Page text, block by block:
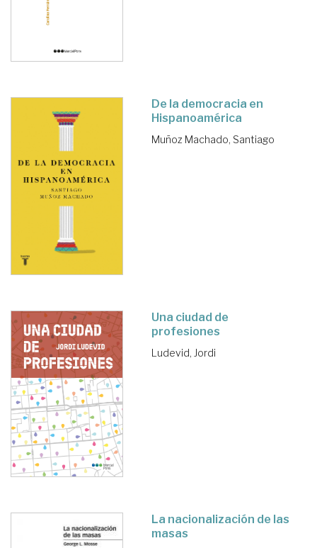
De la democracia en
Hispanoamérica
Muñoz Machado, Santiago
Una ciudad de
profesiones
Ludevid, Jordi
La nacionalización de las
masas